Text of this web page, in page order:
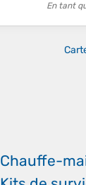
En tant
Chauffe-